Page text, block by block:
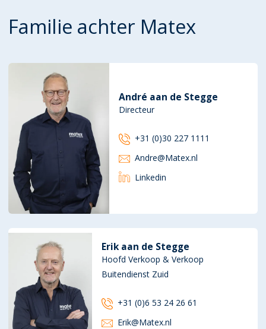
Familie achter Matex
André aan de Stegge
Directeur
+31 (0)30 227 1111
Andre@Matex.nl
Linkedin
Erik aan de Stegge
Hoofd Verkoop & Verkoop
Buitendienst Zuid
+31 (0)6 53 24 26 61
Erik@Matex.nl